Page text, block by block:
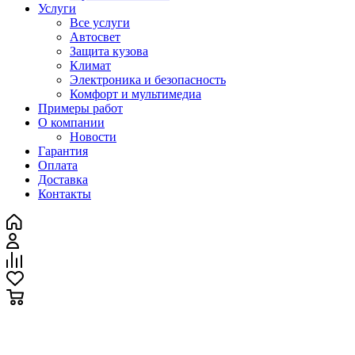
Услуги
Все услуги
Автосвет
Защита кузова
Климат
Электроника и безопасность
Комфорт и мультимедиа
Примеры работ
О компании
Новости
Гарантия
Оплата
Доставка
Контакты